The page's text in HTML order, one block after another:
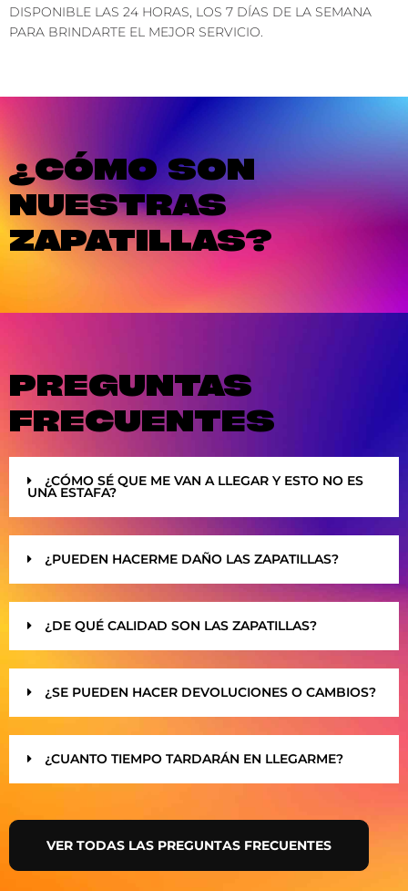
DISPONIBLE LAS 24 HORAS, LOS 7 DÍAS DE LA SEMANA
PARA BRINDARTE EL MEJOR SERVICIO.
¿CÓMO SON
NUESTRAS
ZAPATILLAS?
PREGUNTAS
FRECUENTES
¿CÓMO SÉ QUE ME VAN A LLEGAR Y ESTO NO ES
UNA ESTAFA?
¿PUEDEN HACERME DAÑO LAS ZAPATILLAS?
¿DE QUÉ CALIDAD SON LAS ZAPATILLAS?
¿SE PUEDEN HACER DEVOLUCIONES O CAMBIOS?
¿CUANTO TIEMPO TARDARÁN EN LLEGARME?
VER TODAS LAS PREGUNTAS FRECUENTES